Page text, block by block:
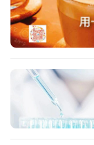
l
E
n